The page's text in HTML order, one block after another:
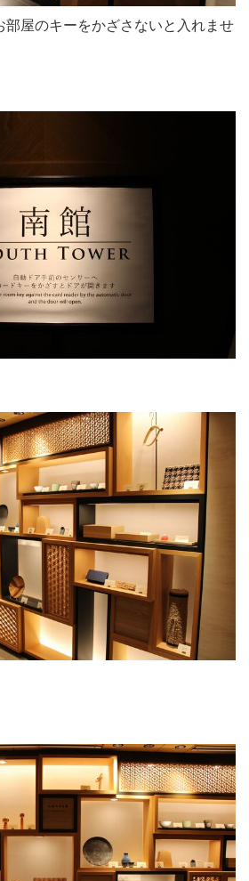
部屋のキーをかざさないと入れませ